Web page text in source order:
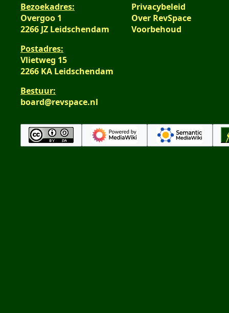
Bezoekadres:
Overgoo 1
2266 JZ Leidschendam
Postadres:
Vlietweg 15
2266 KA Leidschendam
Bestuur:
board@revspace.nl
Privacybeleid
Over RevSpace
Voorbehoud